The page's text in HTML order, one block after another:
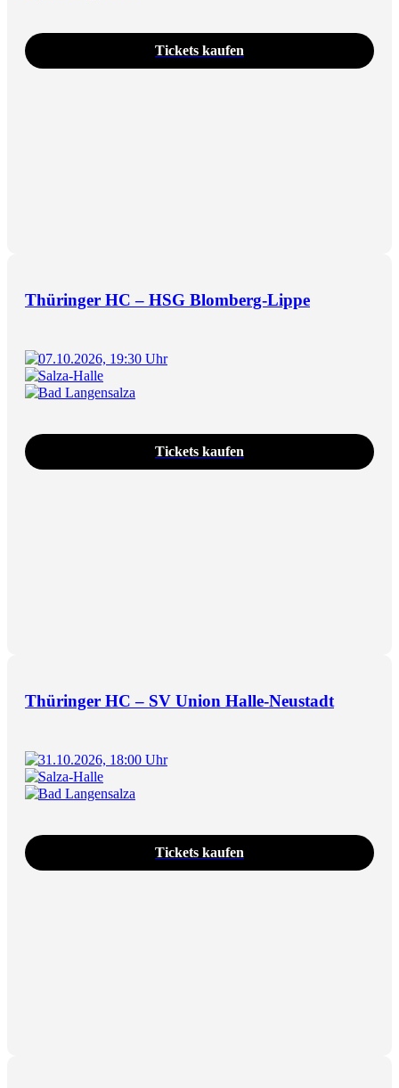
Tickets kaufen
Thüringer HC – HSG Blomberg-Lippe
07.10.2026, 19:30 Uhr
Salza-Halle
Bad Langensalza
Tickets kaufen
Thüringer HC – SV Union Halle-Neustadt
31.10.2026, 18:00 Uhr
Salza-Halle
Bad Langensalza
Tickets kaufen